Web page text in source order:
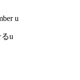
u
るu